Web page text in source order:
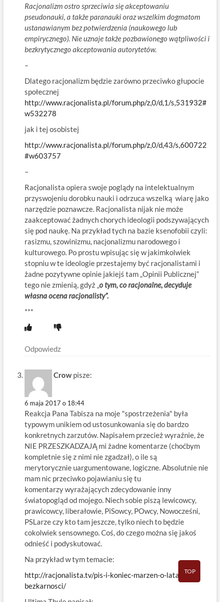
Racjonalizm ostro sprzeciwia się akceptowaniu
pseudonauki, a także paranauki oraz wszelkim dogmatom
ustanawianym bez potwierdzenia (naukowego lub
empirycznego). Nie uznaje także pozbawionego wątpliwości i
bezkrytycznego akceptowania autorytetów.
–
Dlatego racjonalizm będzie zarówno przeciwko głupocie
społecznej
http://www.racjonalista.pl/forum.php/z,0/d,1/s,531932#
w532278
jak i tej osobistej
http://www.racjonalista.pl/forum.php/z,0/d,43/s,600722
#w603757
–
Racjonalista opiera swoje poglądy na intelektualnym
przyswojeniu dorobku nauki i odrzuca wszelką wiarę jako
narzędzie poznawcze. Racjonalista nijak nie może
zaakceptować żadnych chorych ideologii podszywających
się pod naukę. Na przykład tych na bazie ksenofobii czyli:
rasizmu, szowinizmu, nacjonalizmu narodowego i
kulturowego. Po prostu wpisując się w jakimkolwiek
stopniu w te ideologie przestajemy być racjonalistami i
żadne pozytywne opinie jakiejś tam „Opinii Publicznej”
tego nie zmienią, gdyż „o tym, co racjonalne, decyduje
własna ocena racjonalisty”.
***
Odpowiedz
Crow pisze:
6 maja 2017 o 18:44
Reakcja Pana Tabisza na moje "spostrzeżenia" była
typowym unikiem od ustosunkowania się do bardzo
konkretnych zarzutów. Napisałem przecież wyraźnie, że
NIE PRZESZKADZAJĄ mi żadne komentarze (choćbym
kompletnie się z nimi nie zgadzał), o ile są
merytorycznie uargumentowane, logiczne. Absolutnie nie
mam nic przeciwko pojawianiu się tu
komentarzy wyrażających zdecydowanie inny
światopogląd od mojego. Niech sobie piszą lewicowcy,
prawicowcy, liberałowie, PiSowcy, POwcy, Nowocześni,
PSLarze czy kto tam jeszcze, tylko niech to będzie
cokolwiek sensownego. Coś, do czego można się jakoś
odnieść i podyskutować.
Na przykład w tym temacie:
http://racjonalista.tv/pis-i-koniec-marzen-o-latach-
bezkarnosci/
TOP